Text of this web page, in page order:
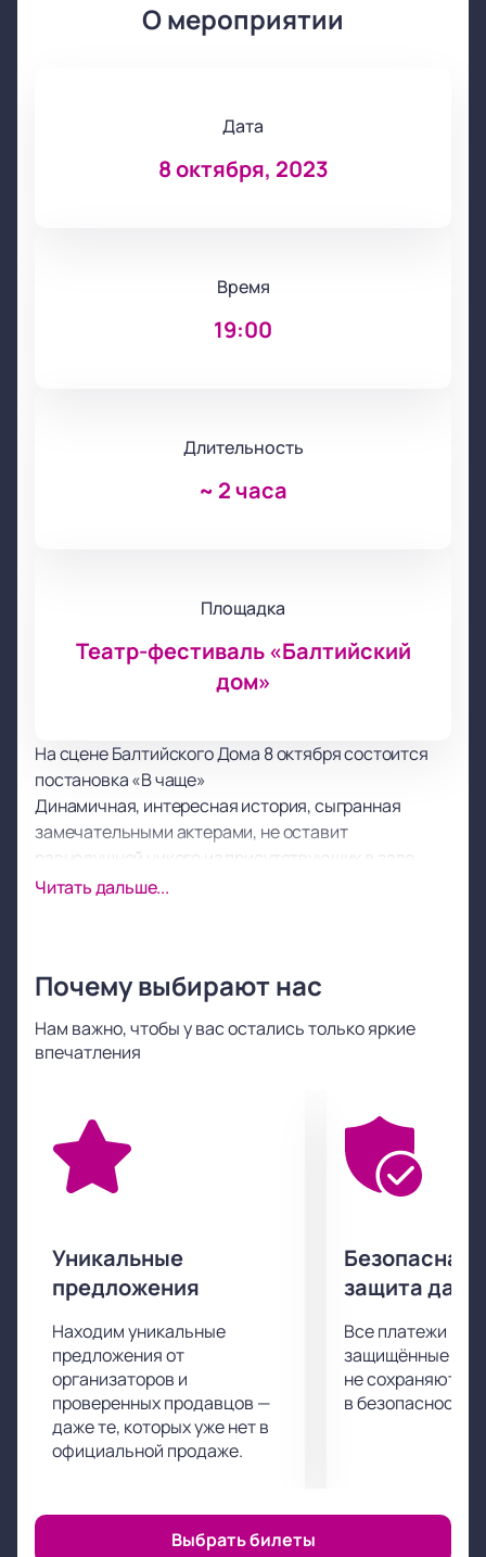
О мероприятии
Дата
8 октября, 2023
Время
19:00
Длительность
~ 2 часа
Площадка
Театр-фестиваль «Балтийский
дом»
На сцене Балтийского Дома 8 октября состоится
постановка «В чаще»
Динамичная, интересная история, сыгранная
замечательными актерами, не оставит
равнодушной никого из присутствующих в зале.
Труд режиссера, актёрской труппы, костюмеров,
оформления.
спросите себя «А что будет дальше?» или «А как
поступил бы я?». В этой постановке тонко
победа вечных ценностей над ценностями
временными и кажущимися.
Приятного просмотра!
Читать дальше...
Почему выбирают нас
Нам важно, чтобы у вас остались только яркие
впечатления
Уникальные
предложения
Находим уникальные
предложения от
организаторов и
проверенных продавцов —
даже те, которых уже нет в
официальной продаже.
Безопасная
защита
Все платежи
защищённые
не сохраняются
в безопасности.
Выбрать билеты